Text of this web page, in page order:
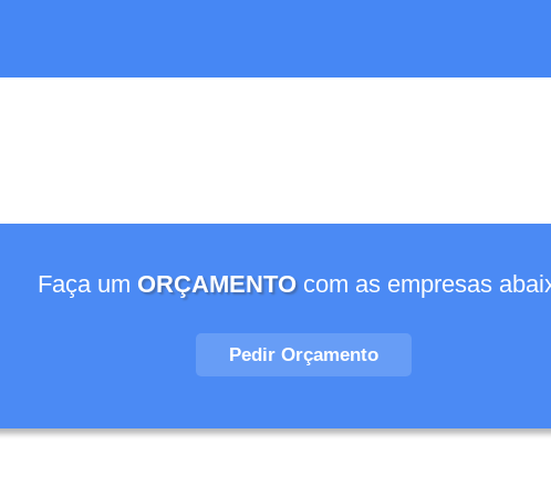
Faça um ORÇAMENTOcom as empresas
Pedir Orçamento